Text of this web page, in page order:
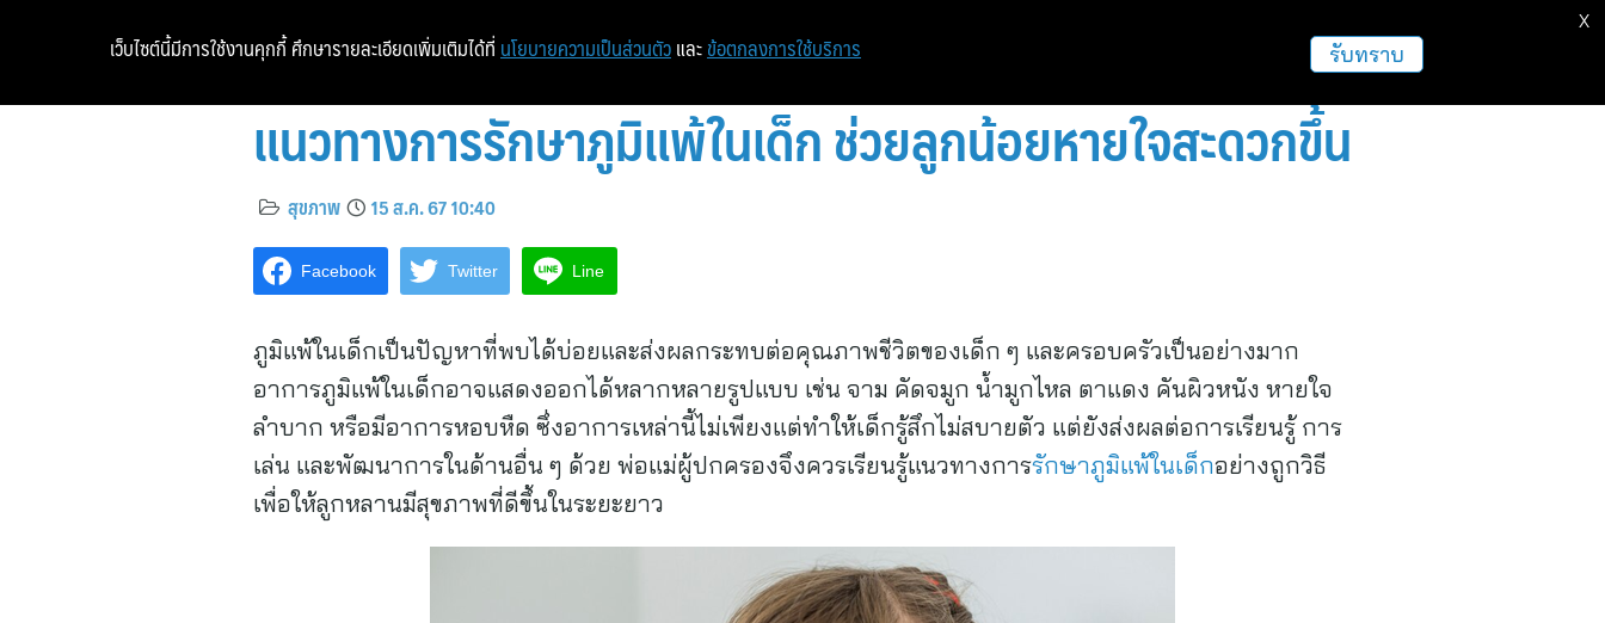
แนวทางการรักษาภูมิแพ้ในเด็ก ช่วยลูกน้อยหายใจสะดวกขึ้น
สุขภาพ 15 ส.ค. 67 10:40
Facebook Twitter Line
ภูมิแพ้ในเด็กเป็นปัญหาที่พบได้บ่อยและส่งผลกระทบต่อคุณภาพชีวิตของเด็ก ๆ และครอบครัวเป็นอย่างมาก
อาการภูมิแพ้ในเด็กอาจแสดงออกได้หลากหลายรูปแบบ เช่น จาม คัดจมูก น้ำมูกไหล ตาแดง คันผิวหนัง หายใจ
ลำบาก หรือมีอาการหอบหืด ซึ่งอาการเหล่านี้ไม่เพียงแต่ทำให้เด็กรู้สึกไม่สบายตัว แต่ยังส่งผลต่อการเรียนรู้ การ
เล่น และพัฒนาการในด้านอื่น ๆ ด้วย พ่อแม่ผู้ปกครองจึงควรเรียนรู้แนวทางการรักษาภูมิแพ้ในเด็กอย่างถูกวิธี
เพื่อให้ลูกหลานมีสุขภาพที่ดีขึ้นในระยะยาว
เว็บไซต์นี้มีการใช้งานคุกกี้ ศึกษารายละเอียดเพิ่มเติมได้ที่ นโยบายความเป็นส่วนตัว และ ข้อตกลงการใช้บริการ รับทราบ
X